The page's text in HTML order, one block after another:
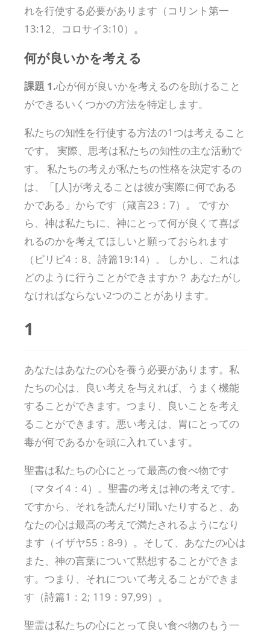
れを行使する必要があります（コリント第一
13:12、コロサイ3:10）。
何が良いかを考える
課題 1.心が何が良いかを考えるのを助けること
ができるいくつかの方法を特定します。
私たちの知性を行使する方法の1つは考えること
です。 実際、思考は私たちの知性の主な活動で
す。 私たちの考えが私たちの性格を決定するの
は、「[人]が考えることは彼が実際に何である
かである」からです（箴言23：7）。 ですか
ら、神は私たちに、神にとって何が良くて喜ば
れるのかを考えてほしいと願っておられます
（ピリピ4：8、詩篇19:14）。 しかし、これは
どのように行うことができますか？ あなたがし
なければならない2つのことがあります。
1
あなたはあなたの心を養う必要があります。私
たちの心は、良い考えを与えれば、うまく機能
することができます。つまり、良いことを考え
ることができます。悪い考えは、胃にとっての
毒が何であるかを頭に入れています。
聖書は私たちの心にとって最高の食べ物です
（マタイ4：4）。聖書の考えは神の考えです。
ですから、それを読んだり聞いたりすると、あ
なたの心は最高の考えで満たされるようになり
ます（イザヤ55：8-9）。そして、あなたの心は
また、神の言葉について黙想することができま
す。つまり、それについて考えることができま
す（詩篇1：2; 119：97,99）。
聖霊は私たちの心にとって良い食べ物のもう一